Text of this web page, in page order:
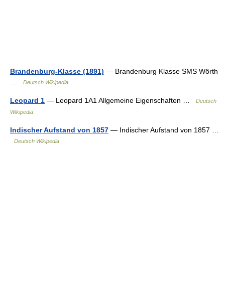
Brandenburg-Klasse (1891) — Brandenburg Klasse SMS Wörth
Deutsch Wikipedia
Leopard 1 — Leopard 1A1 Allgemeine Eigenschaften …
Deutsch
Wikipedia
Indischer Aufstand von 1857 — Indischer Aufstand von 1857 …
Deutsch Wikipedia